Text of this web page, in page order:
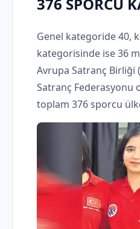
Genel kategoride 40,
kategorisinde ise 36
Avrupa Satranç Birliği
Satranç Federasyonu
toplam 376 sporcu